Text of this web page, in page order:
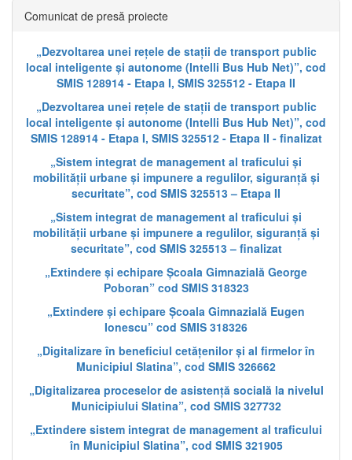
Comunicat de presă proiecte
„Dezvoltarea unei rețele de stații de transport public
local inteligente și autonome (Intelli Bus Hub Net)”, cod
SMIS 128914 - Etapa I, SMIS 325512 - Etapa II
„Dezvoltarea unei rețele de stații de transport public
local inteligente și autonome (Intelli Bus Hub Net)”, cod
SMIS 128914 - Etapa I, SMIS 325512 - Etapa II - finalizat
„Sistem integrat de management al traficului și
mobilității urbane și impunere a regulilor, siguranță și
securitate”, cod SMIS 325513 – Etapa II
„Sistem integrat de management al traficului și
mobilității urbane și impunere a regulilor, siguranță și
securitate”, cod SMIS 325513 – finalizat
„Extindere și echipare Școala Gimnazială George
Poboran” cod SMIS 318323
„Extindere și echipare Școala Gimnazială Eugen
Ionescu” cod SMIS 318326
„Digitalizare în beneficiul cetățenilor și al firmelor în
Municipiul Slatina”, cod SMIS 326662
„Digitalizarea proceselor de asistență socială la nivelul
Municipiului Slatina”, cod SMIS 327732
„Extindere sistem integrat de management al traficului
în Municipiul Slatina”, cod SMIS 321905